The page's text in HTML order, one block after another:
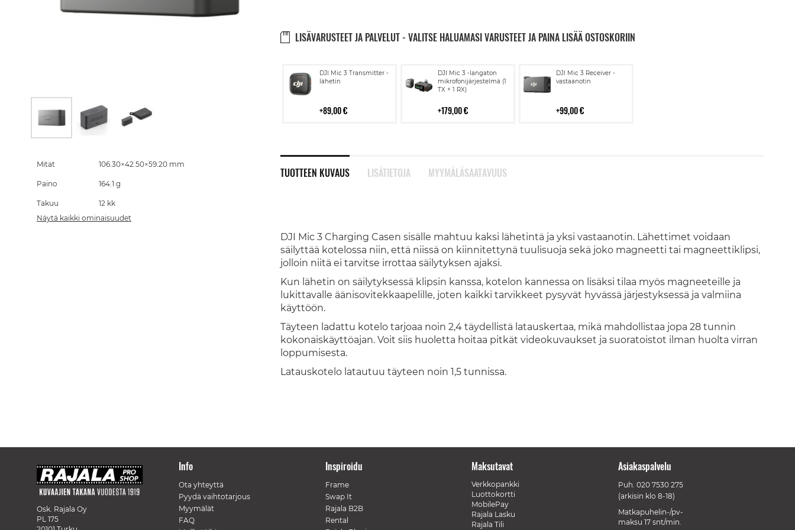
LISÄVARUSTEET JA PALVELUT - VALITSE HALUAMASI VARUSTEET JA PAINA LISÄÄ OSTOSKORIIN
DJI Mic 3 Transmitter -
lähetin
89,00 €
Lisää
ostoskoriin
DJI Mic 3 -langaton
mikrofonijärjestelmä (1
TX + 1 RX)
179,00 €
Lisää
ostoskoriin
DJI Mic 3 Receiver -
vastaanotin
99,00 €
Lisää
ostoskoriin
TUOTTEEN KUVAUS
DJI Mic 3 Charging Casen sisälle mahtuu kaksi lähetintä ja yksi vastaanotin. Lähettimet voidaan
säilyttää kotelossa niin, että niissä on kiinnitettynä tuulisuoja sekä joko magneetti tai magneettiklipsi,
jolloin niitä ei tarvitse irrottaa säilytyksen ajaksi.
Kun lähetin on säilytyksessä klipsin kanssa, kotelon kannessa on lisäksi tilaa myös magneeteille ja
lukittavalle äänisovitekkaapelille, joten kaikki tarvikkeet pysyvät hyvässä järjestyksessä ja valmiina
käyttöön.
Täyteen ladattu kotelo tarjoaa noin 2,4 täydellistä latauskertaa, mikä mahdollistaa jopa 28 tunnin
kokonaiskäyttöajan. Voit siis huoletta hoitaa pitkät videokuvaukset ja suoratoistot ilman huolta virran
loppumisesta.
Latauskotelo latautuu täyteen noin 1,5 tunnissa.
LISÄTIETOJA MYYMÄLÄSAATAVUUS
the
images
gallery
Mitat 106.30×42.50×59.20 mm
Paino 164.1 g
Takuu
12 kk
Näytä kaikki ominaisuudet
Osk. Rajala Oy
PL 175
Info
Ota yhteyttä
Pyydä vaihtotarjous
Myymälät
FAQ
Inspiroidu
Frame
Swap It
Rajala B2B
Rental
Maksutavat
Verkkopankki
Luottokortti
MobilePay
Rajala Lasku
Rajala Tili
Asiakaspalvelu
Puh. 020 7530 275
(arkisin klo 8-18)
Matkapuhelin-/pv-
maksu 17 snt/min.